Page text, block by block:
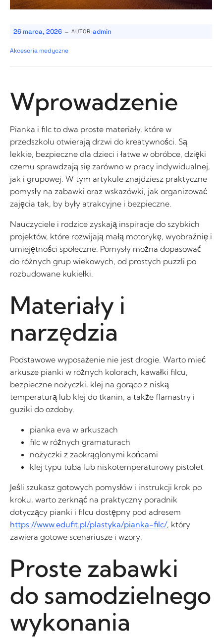
26 marca, 2026 - AUTOR:admin
Akcesoria medyczne
Wprowadzenie
Pianka i filc to dwa proste materiały, które w
przedszkolu otwierają drzwi do kreatywności. Są
lekkie, bezpieczne dla dzieci i łatwe w obróbce, dzięki
czemu sprawdzają się zarówno w pracy indywidualnej,
jak i grupowej. W tym artykule znajdziesz praktyczne
pomysły na zabawki oraz wskazówki, jak organizować
zajęcia tak, by były atrakcyjne i bezpieczne.
Nauczyciele i rodzice zyskają inspiracje do szybkich
projektów, które rozwijają małą motorykę, wyobraźnię i
umiejętności społeczne. Pomysły można dopasować
do różnych grup wiekowych, od prostych puzzli po
rozbudowane kukiełki.
Materiały i
narzędzia
Podstawowe wyposażenie nie jest drogie. Warto mieć
arkusze pianki w różnych kolorach, kawałki filcu,
bezpieczne nożyczki, klej na gorąco z niską
temperaturą lub klej do tkanin, a także flamastry i
guziki do ozdoby.
pianka eva w arkuszach
filc w różnych gramaturach
nożyczki z zaokrąglonymi końcami
klej typu tuba lub niskotemperaturowy pistolet
Jeśli szukasz gotowych pomysłów i instrukcji krok po
kroku, warto zerknąć na praktyczny poradnik
dotyczący pianki i filcu dostępny pod adresem
https://www.edufit.pl/plastyka/pianka-filc/, który
zawiera gotowe scenariusze i wzory.
Proste zabawki
do samodzielnego
wykonania